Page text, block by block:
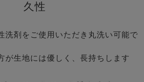
久性
洗剤をご使用いただき丸洗い可能で
が生地には優しく、長持ちします